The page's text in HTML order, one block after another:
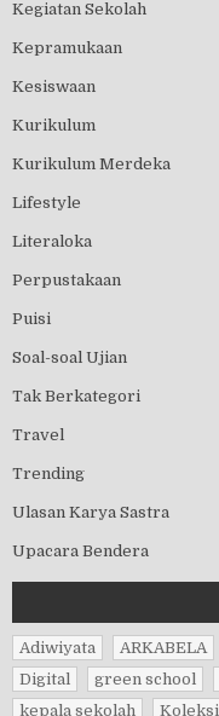
Kegiatan Sekolah
Kepramukaan
Kesiswaan
Kurikulum
Kurikulum Merdeka
Lifestyle
Literaloka
Perpustakaan
Puisi
Soal-soal Ujian
Tak Berkategori
Travel
Trending
Ulasan Karya Sastra
Upacara Bendera
Adiwiyata ARKABELA
Digital
green school
kepala sekolah
Koleksi